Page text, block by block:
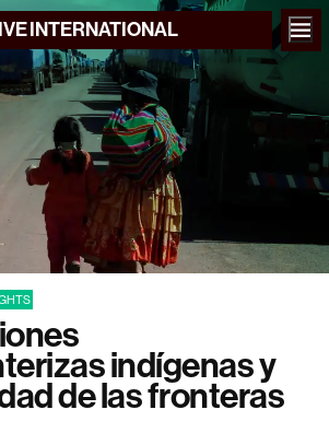
INTERNATIONAL
indígenas y
de las fronteras